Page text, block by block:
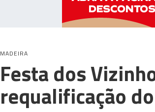
MADEIRA
Festa dos
requalificação